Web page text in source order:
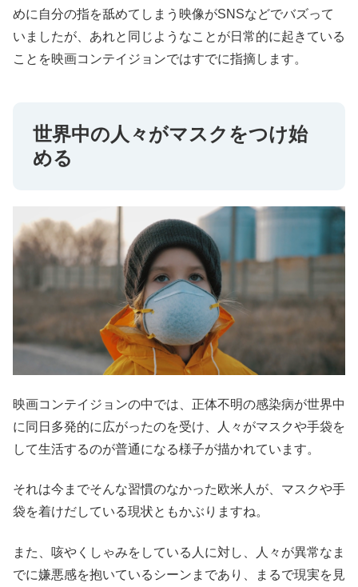
めに自分の指を舐めてしまう映像がSNSなどでバズって
いましたが、あれと同じようなことが日常的に起きている
ことを映画コンテイジョンではすでに指摘します。
世界中の人々がマスクをつけ始
める
映画コンテイジョンの中では、正体不明の感染病が世界中
に同日多発的に広がったのを受け、人々がマスクや手袋を
して生活するのが普通になる様子が描かれています。
それは今までそんな習慣のなかった欧米人が、マスクや手
袋を着けだしている現状ともかぶりますね。
また、咳やくしゃみをしている人に対し、人々が異常なま
でに嫌悪感を抱いているシーンまであり、まるで現実を見